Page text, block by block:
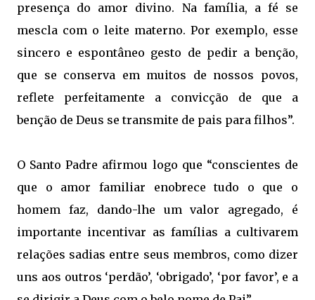
presença do amor divino. Na família, a fé se
mescla com o leite materno. Por exemplo, esse
sincero e espontâneo gesto de pedir a benção,
que se conserva em muitos de nossos povos,
reflete perfeitamente a convicção de que a
benção de Deus se transmite de pais para filhos”.
O Santo Padre afirmou logo que “conscientes de
que o amor familiar enobrece tudo o que o
homem faz, dando-lhe um valor agregado, é
importante incentivar as famílias a cultivarem
relações sadias entre seus membros, como dizer
uns aos outros ‘perdão’, ‘obrigado’, ‘por favor’, e a